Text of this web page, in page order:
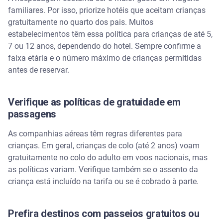
familiares. Por isso, priorize hotéis que aceitam crianças
gratuitamente no quarto dos pais. Muitos
estabelecimentos têm essa política para crianças de até 5,
7 ou 12 anos, dependendo do hotel. Sempre confirme a
faixa etária e o número máximo de crianças permitidas
antes de reservar.
Verifique as políticas de gratuidade em
passagens
As companhias aéreas têm regras diferentes para
crianças. Em geral, crianças de colo (até 2 anos) voam
gratuitamente no colo do adulto em voos nacionais, mas
as políticas variam. Verifique também se o assento da
criança está incluído na tarifa ou se é cobrado à parte.
Prefira destinos com passeios gratuitos ou